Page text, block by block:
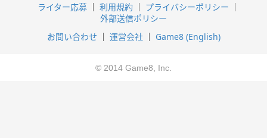
ライター応募 利用規約
プライバシーポリシー
外部送信ポリシー
お問い合わせ
運営会社 Game8 (English)
© 2014 Game8, Inc.